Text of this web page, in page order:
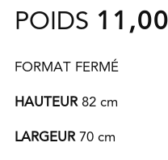
POIDS
FORMAT FERMÉ
HAUTEUR82cm
LARGEUR70 cm